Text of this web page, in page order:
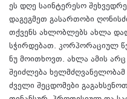
ეს დღე საინტერესო
დაგეგმეთ გასართობი
თქვენს ახლობლებს ახლა
სჭირდებათ. კორპორაციულ
ნუ მოითხოვთ. ახლა ამის
შეიძლება
ძველი შეცდომები